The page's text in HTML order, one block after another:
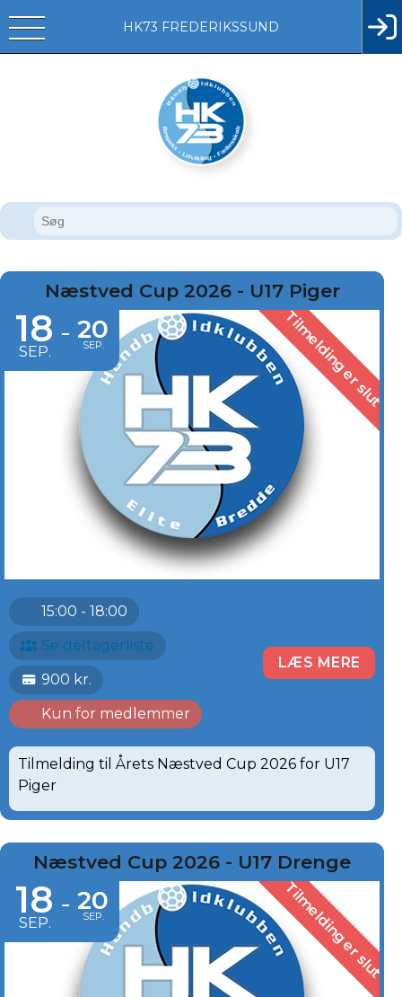
HK73 FREDERIKSSUND
Næstved Cup 2026 - U17 Piger
18
SEP.
- 20
SEP. Tilmelding er slut
15:00 - 18:00
Se deltagerliste
900 kr.
Kun for medlemmer
LÆS MERE
Tilmelding til Årets Næstved Cup 2026 for U17
Piger
Næstved Cup 2026 - U17 Drenge
18
SEP.
- 20
SEP. Tilmelding er slut